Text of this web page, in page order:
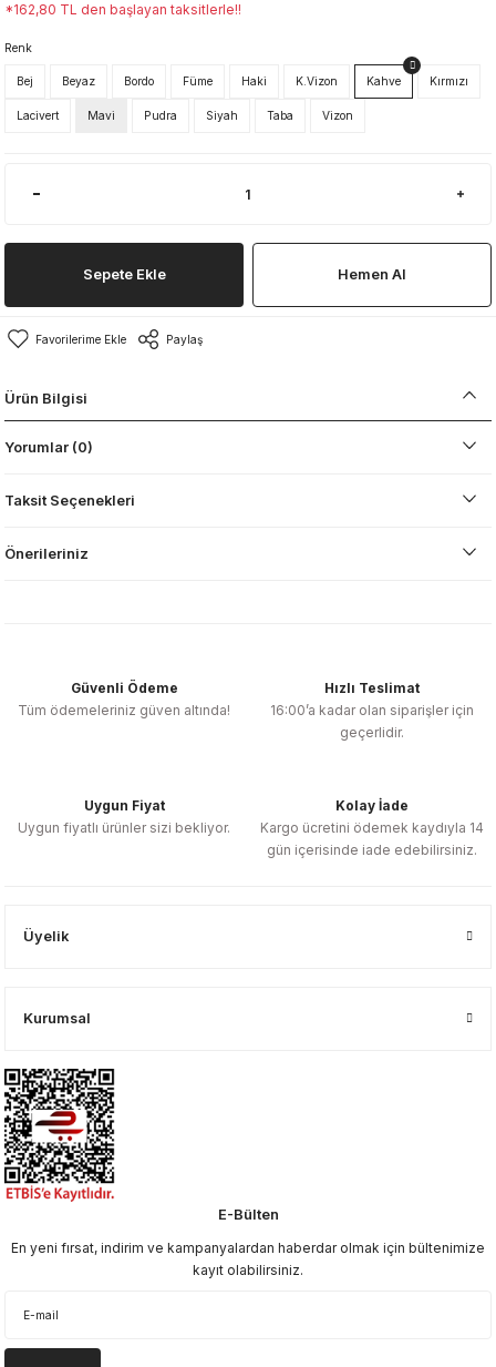
*162,80 TL den başlayan taksitlerle!!
Renk
Bej Beyaz Bordo Füme Haki K.Vizon Kahve Kırmızı
Lacivert Mavi Pudra Siyah Taba Vizon
Sepete Ekle Hemen Al
Paylaş
Ürün Bilgisi
Yorumlar (0)
Taksit Seçenekleri
Önerileriniz
Güvenli Ödeme
Tüm ödemeleriniz güven altında!
Hızlı Teslimat
16:00’a kadar olan siparişler için
geçerlidir.
Uygun Fiyat
Uygun fiyatlı ürünler sizi bekliyor.
Kolay İade
Kargo ücretini ödemek kaydıyla 14
gün içerisinde iade edebilirsiniz.
Üyelik
Kurumsal
E-Bülten
En yeni fırsat, indirim ve kampanyalardan haberdar olmak için bültenimize
kayıt olabilirsiniz.